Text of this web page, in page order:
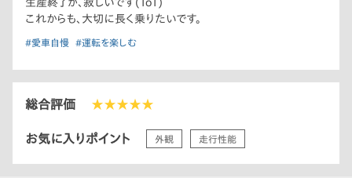
これからも、大切に長く乗りたいです。
#愛車自慢 #運転を楽しむ
総合評価 ★★★★★
お気に入りポイント 外観 走行性能